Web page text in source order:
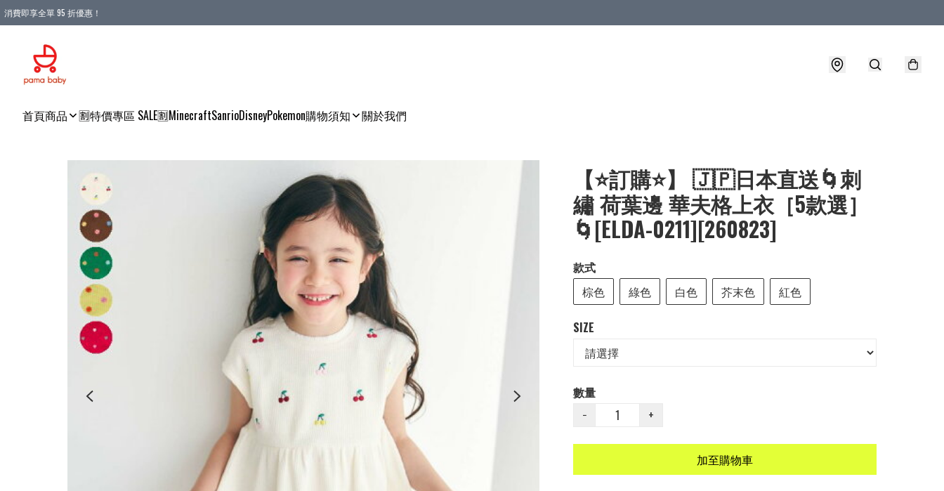
消費即享全單 95 折優惠！
首頁商品 🈹特價專區 SALE🈹MinecraftSanrioDisneyPokemon購物須知 關於我們
【⭐訂購⭐】 🇯🇵日本直送🌀刺
繡 荷葉邊 華夫格上衣［5款選］
🌀[ELDA-0211][260823]
款式
棕色
綠色 白色 芥末色 紅色
SIZE
數量
−
+
加至購物車